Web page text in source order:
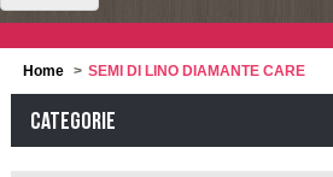
VISO E CORPO
SOLARI
Home > SEMI DI LINO DIAMANTE CARE
Categorie